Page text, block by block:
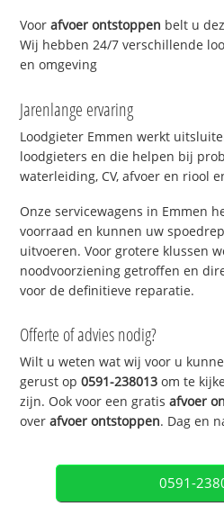
Voorafvoer ontstoppen belt u
Wij hebben 24/7 verschillende
en omgeving
Jarenlange ervaring
Loodgieter Emmen werkt
loodgieters en die helpen bij
waterleiding, CV, afvoer en riool
Onze servicewagens in Emmen
voorraad en kunnen uw
uitvoeren. Voor grotere klussen
noodvoorziening getroffen en
voor de definitieve reparatie.
Offerte of advies nodig?
Wilt u weten wat wij voor u
gerust op0591-238013 om te
zijn. Ook voor een gratisafvoer
overafvoer ontstoppen. Dag en
0591-